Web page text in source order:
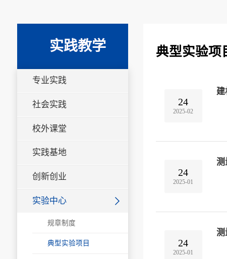
实践教学
专业实践
社会实践
校外课堂
实践基地
创新创业
实验中心
规章制度
典型实验项目
典型实验项
24
2025-02
24
2025-01
测
24
2025-01
测